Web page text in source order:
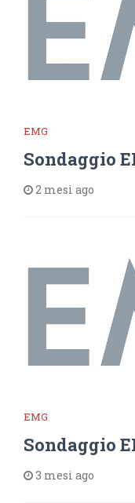
EMG
Sondaggio
2 mesi ago
EMG
Sondaggio
3 mesi ago